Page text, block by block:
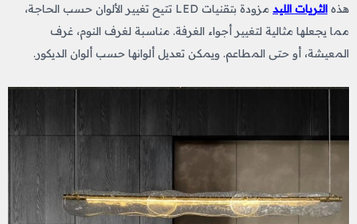
هذه الثريات الليد
مزودة بتقنيات LED تتيح تغيير الألوان حسب الحاجة،
مما يجعلها مثالية لتغيير أجواء الغرفة. مناسبة لغرف النوم، غرف
المعيشة، أو حتى المطاعم. ويمكن تعديل ألوانها حسب ألوان الديكور.